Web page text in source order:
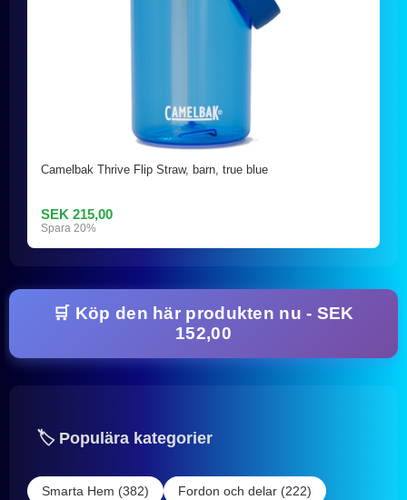
Camelbak Thrive Flip Straw, barn, true blue
SEK 215,00
Spara 20%
🛒 Köp den här produkten nu - SEK
152,00
🏷️ Populära kategorier
Smarta Hem (382)
Fordon och delar (222)